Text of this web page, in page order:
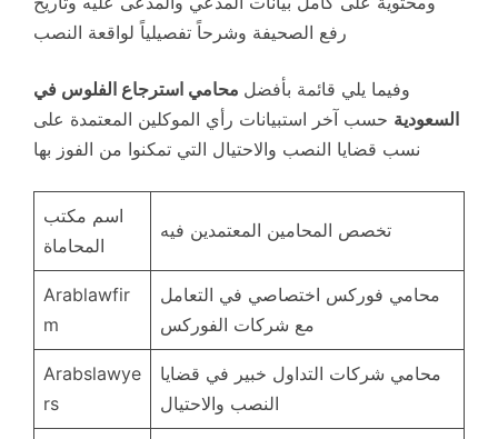
رفع الصحيفة وشرحاً تفصيلياً لواقعة النصب
وفيما يلي قائمة بأفضل محامي استرجاع الفلوس في
السعودية حسب آخر استبيانات رأي الموكلين المعتمدة على
نسب قضايا النصب والاحتيال التي تمكنوا من الفوز بها
اسم مكتب
المحاماة
تخصص المحامين المعتمدين فيه
Arablawfir
m
محامي فوركس اختصاصي في التعامل
مع شركات الفوركس
Arabslawye
rs
محامي شركات التداول خبير في قضايا
النصب والاحتيال